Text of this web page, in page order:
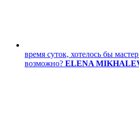
время суток, хотелось бы
возможно? ELENA